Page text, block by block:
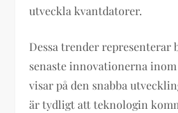
utveckla kvantdatorer.
Dessa trender representerar
senaste innovationerna
visar på den snabba
är tydligt att teknologin